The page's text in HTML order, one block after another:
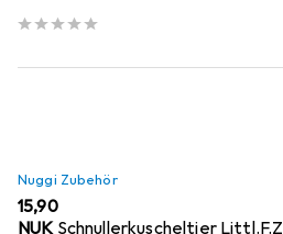
Nuggi Zubehör
EUR
15,90
NUK Schnullerkuscheltier Littl.F.Z